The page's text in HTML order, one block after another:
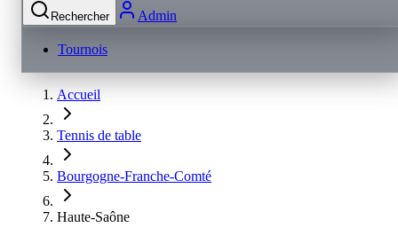
Rechercher Admin
Tournois
Accueil
Tennis de table
Bourgogne-Franche-Comté
Haute-Saône